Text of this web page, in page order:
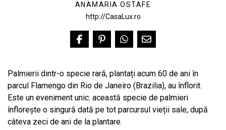
ANAMARIA OSTAFE
http://CasaLux.ro
Palmierii dintr-o specie rară, plantați acum 60 de ani în
parcul Flamengo din Rio de Janeiro (Brazilia), au înflorit.
Este un eveniment unic: această specie de palmieri
înflorește o singură dată pe tot parcursul vieții sale, după
câteva zeci de ani de la plantare.